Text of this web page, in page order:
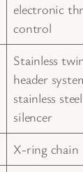
electronic
control
Stainless
header
stainless steel
silencer
X-ring chain